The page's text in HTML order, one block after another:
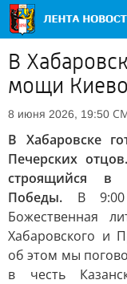
В
мощи
8 июня 2026, 19:50
В Хабаровске
Печерских
строящийся в
Победы. В
Божественная
Хабаровского и
об этом мы
в честь